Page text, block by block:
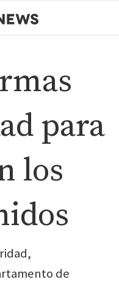
para
los
de